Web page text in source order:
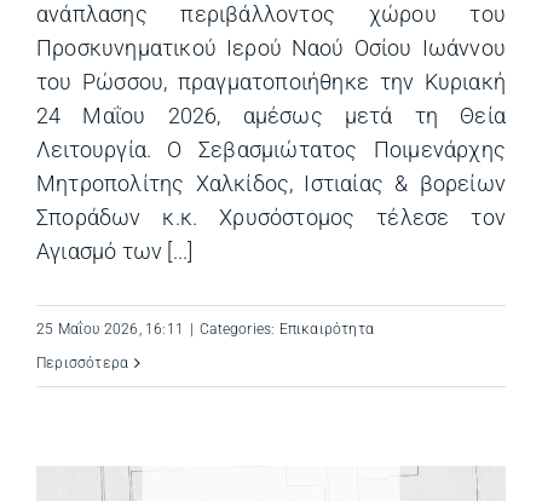
ανάπλασης περιβάλλοντος χώρου του
Προσκυνηματικού Ιερού Ναού Οσίου Ιωάννου
του Ρώσσου, πραγματοποιήθηκε την Κυριακή
24 Μαΐου 2026, αμέσως μετά τη Θεία
Λειτουργία. Ο Σεβασμιώτατος Ποιμενάρχης
Μητροπολίτης Χαλκίδος, Ιστιαίας & βορείων
Σποράδων κ.κ. Χρυσόστομος τέλεσε τον
Αγιασμό των [...]
25 Μαΐου 2026, 16:11 | Categories: Επικαιρότητα
Περισσότερα